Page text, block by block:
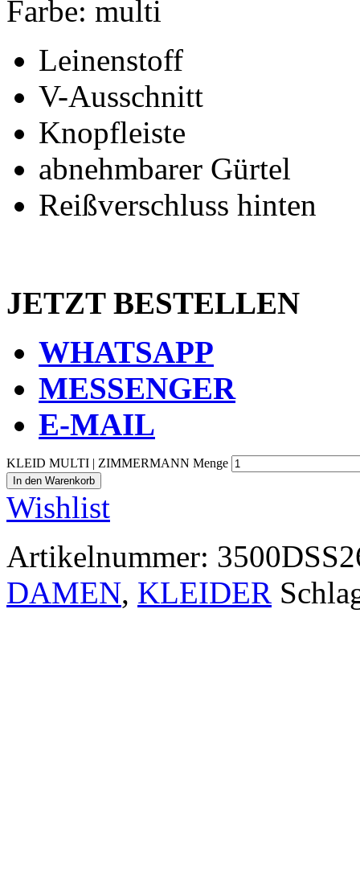
Farbe: multi
Leinenstoff
V-Ausschnitt
Knopfleiste
abnehmbarer Gürtel
Reißverschluss hinten
JETZT BESTELLEN
WHATSAPP
MESSENGER
E-MAIL
KLEID MULTI | ZIMMERMANN Menge
In den Warenkorb
Wishlist
Artikelnummer:
DAMEN, KLEIDER